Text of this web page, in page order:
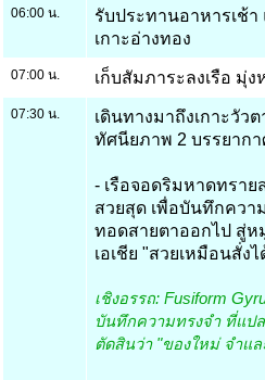
06:00 น.
รับประทานอาหารเช้
เกาะอ่างทอง
07:00 น. เก็บสัมภาระลงเรือ มุ่
07:30 น.
เดินทางมาถึงเกาะวัว
ทัศนียภาพ 2 บรรยาก
- เรือจอดริมหาดทรา
สวยสุด เพื่อบันทึกควา
ทอดสายตาออกไป สู่ห
เอเชีย "สวยเหมือนสั่งไ
เชิงอรรถ: Fusiform
บันทึกความทรงจำ ที่แป
ตัดสินว่า "ของใหม่ จำแ